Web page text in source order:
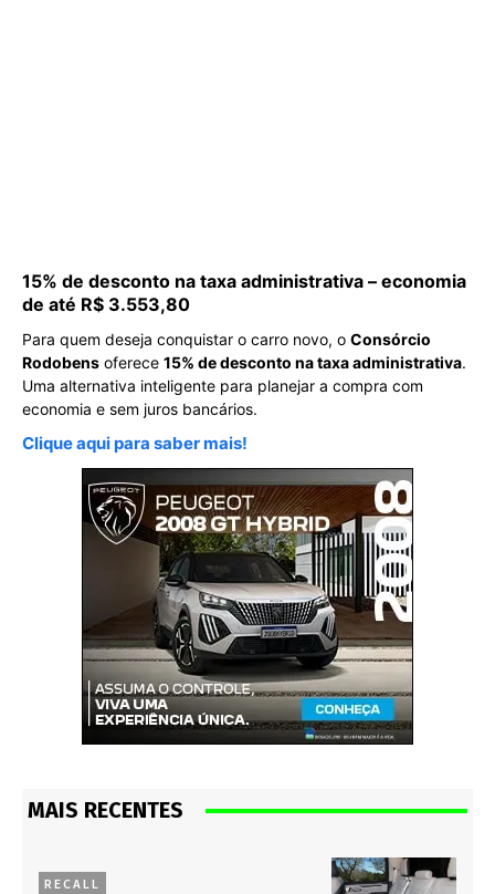
15% de desconto na taxa administrativa – economia
de até R$ 3.553,80
Para quem deseja conquistar o carro novo, o Consórcio
Rodobens oferece 15% de desconto na taxa administrativa.
Uma alternativa inteligente para planejar a compra com
economia e sem juros bancários.
Clique aqui para saber mais!
MAIS RECENTES
RECALL